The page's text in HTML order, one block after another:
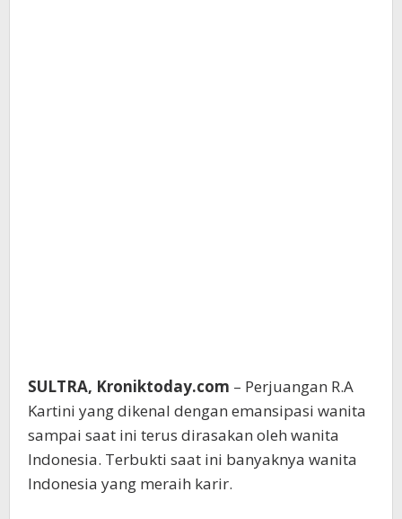
SULTRA, Kroniktoday.com – Perjuangan R.A
Kartini yang dikenal dengan emansipasi wanita
sampai saat ini terus dirasakan oleh wanita
Indonesia. Terbukti saat ini banyaknya wanita
Indonesia yang meraih karir.